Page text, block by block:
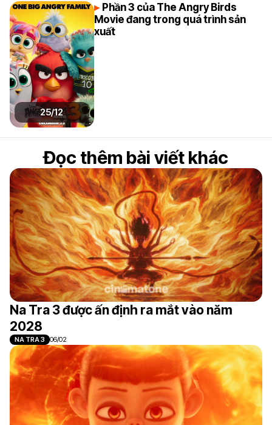
25/12
Phần 3 của The Angry Birds
Movie đang trong quá trình sản
xuất
Đọc thêm bài viết khác
Na Tra 3 được ấn định ra mắt vào năm
2028
NA TRA 3 06/02